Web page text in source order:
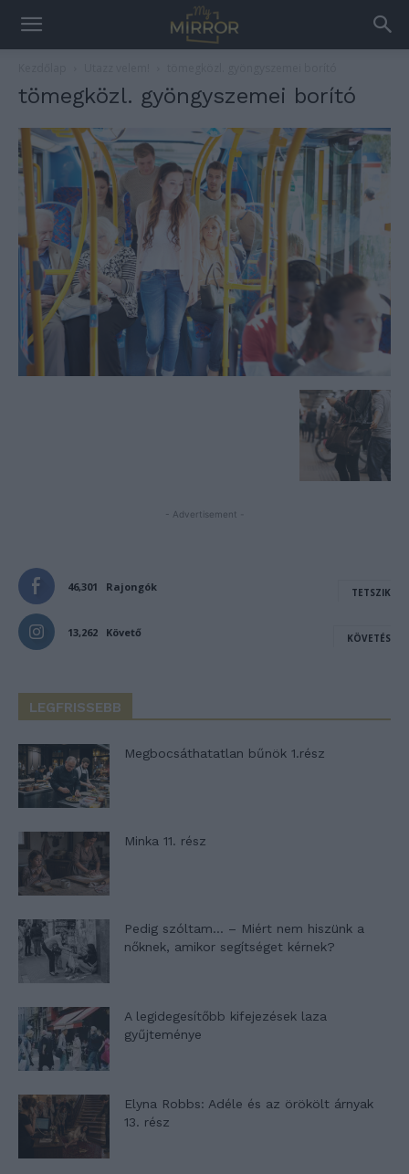
tömegközl. gyöngyszemei borító
- Advertisement -
46,301 Rajongók TETSZIK
13,262 Követő KÖVETÉS
LEGFRISSEBB
Megbocsáthatatlan bűnök 1.rész
Minka 11. rész
Pedig szóltam… – Miért nem hiszünk a
nőknek, amikor segítséget kérnek?
A legidegesítőbb kifejezések laza
gyűjteménye
Elyna Robbs: Adéle és az örökölt árnyak
13. rész